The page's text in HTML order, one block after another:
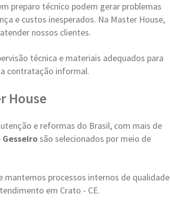
preparo técnico podem gerar problemas
e custos inesperados. Na Master House,
nossos clientes.
técnica e materiais adequados para
contratação informal.
House
e reformas do Brasil, com mais de
Gesseirosão selecionados por meio de
mantemos processos internos de qualidade
em Crato - CE.